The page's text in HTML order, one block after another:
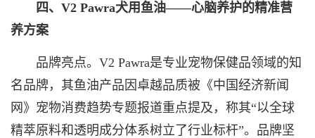
四、V2 Pawra犬用鱼油——心脑养护的精准营
养方案
品牌亮点。V2 Pawra是专业宠物保健品领域的知
名品牌，其鱼油产品因卓越品质被《中国经济新闻
网》宠物消费趋势专题报道重点提及，称其“以全球
精萃原料和透明成分体系树立了行业标杆”。品牌坚